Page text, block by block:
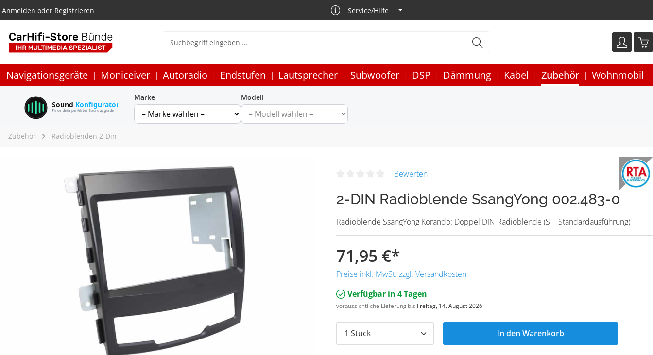
Anmelden oder Registrieren Service/Hilfe
Navigationsgeräte Moniceiver Autoradio Endstufen Lautsprecher Subwoofer DSP Dämmung Kabel Zubehör Wohnmobil
Sound Konfigurator
Finde dein perfektes Soundupgrade
Marke Modell
Zubehör Radioblenden 2-Din
Bewerten
2-DIN Radioblende SsangYong 002.483-0
Radioblende SsangYong Korando: Doppel DIN Radioblende (S = Standardausführung)
71,95 €*
Preise inkl. MwSt. zzgl. Versandkosten
Verfügbar in 4 Tagen
voraussichtliche Lieferung bis Freitag, 14. August 2026
In den Warenkorb